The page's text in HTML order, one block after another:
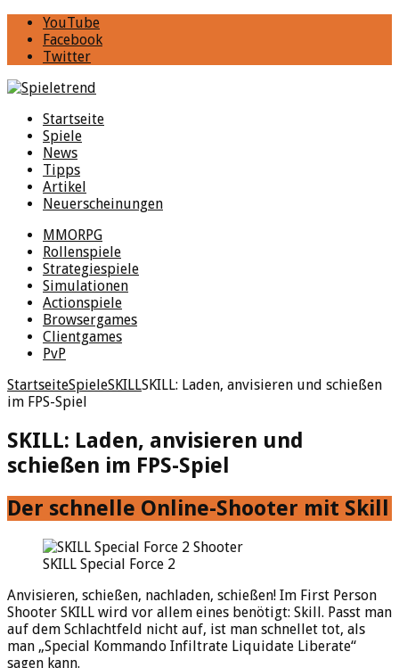
YouTube
Facebook
Twitter
Startseite
Spiele
News
Tipps
Artikel
Neuerscheinungen
MMORPG
Rollenspiele
Strategiespiele
Simulationen
Actionspiele
Browsergames
Clientgames
PvP
StartseiteSpieleSKILLSKILL: Laden, anvisieren und schießen
im FPS-Spiel
SKILL: Laden, anvisieren und
schießen im FPS-Spiel
Der schnelle Online-Shooter mit Skill
SKILL Special Force 2
Anvisieren, schießen, nachladen, schießen! Im First Person
Shooter SKILL wird vor allem eines benötigt: Skill. Passt man
auf dem Schlachtfeld nicht auf, ist man schnellet tot, als
man „Special Kommando Infiltrate Liquidate Liberate“
sagen kann.